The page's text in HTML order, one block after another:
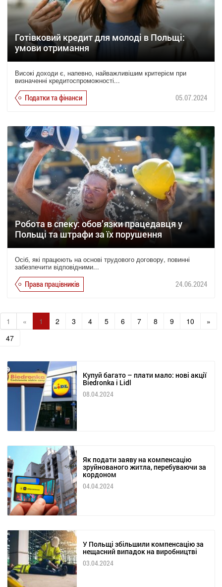
Готівковий кредит для молоді в Польщі:
умови отримання
Високі доходи є, напевно, найважливішим критерієм при
визначенні кредитоспроможності...
Податки та фінанси 05.07.2024
Робота в спеку: обов’язки працедавця у
Польщі та штрафи за їх порушення
Осіб, які працюють на основі трудового договору, повинні
забезпечити відповідними...
Права працівників 24.06.2024
1 « 1 2 3 4 5 6 7 8 9 10
»
47
Купуй багато – плати мало: нові акції
Biedronka і Lidl
08.04.2024
Як подати заяву на компенсацію
зруйнованого житла, перебуваючи за
кордоном
04.04.2024
У Польщі збільшили компенсацію за
нещасний випадок на виробництві
03.04.2024